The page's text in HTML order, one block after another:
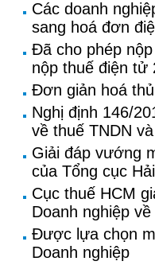
Các doanh
sang hoá đơn
Đã cho phép
nộp thuế điện tử
Đơn giản hoá
Nghị định 146/
về thuế TNDN
Giải đáp vướng
của Tổng cục
Cục thuế HCM
Doanh nghiệp
Được lựa chọn
Doanh nghiệp